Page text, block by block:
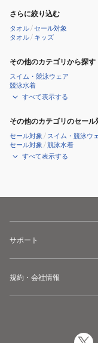
さらに絞り込む
タオル/セール対象
タオル/ キッズ
その他のカテゴリから探す
スイム・競泳ウェア
競泳水着
すべて表示する
その他のカテゴリのセー
セール対象 / スイム・競泳ウ
セール対象 /競泳水着
すべて表示する
サポート
規約・会社情報